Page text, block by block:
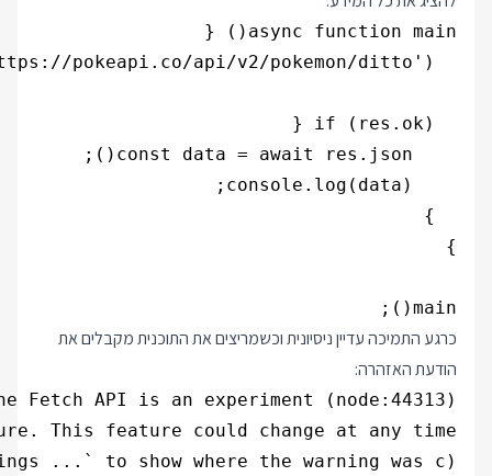
main();
כרגע התמיכה עדיין ניסיונית וכשמריצים את התוכנית מקבלים את
הודעת האזהרה: